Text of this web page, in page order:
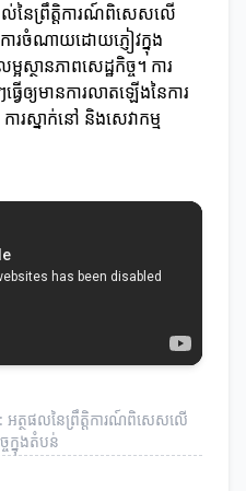
ល់នៃព្រឹត្តិការណ៍ពិសេសលើ
ារចំណាយដោយភ្ញៀវក្នុង
ថានភាពសេដ្ឋកិច្ច។ ការ
ើឲ្យមានការលាតឡើងនៃការ
ស្នាក់នៅ និងសេវាកម្ម
ត្ថផលនៃព្រឹត្តិការណ៍ពិសេសលើ
ចក្នុងតំបន់